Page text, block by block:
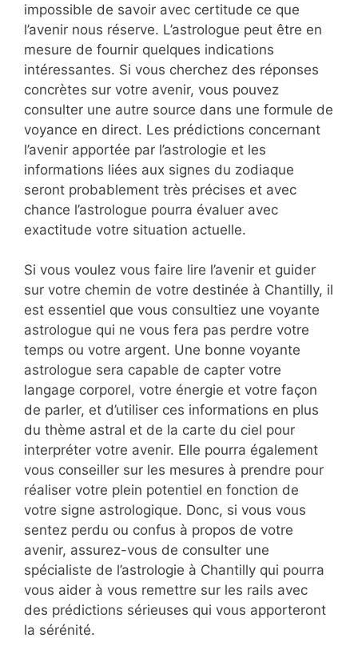
impossible de savoir avec certitude ce que
l’avenir nous réserve. L’astrologue peut être en
mesure de fournir quelques indications
intéressantes. Si vous cherchez des réponses
concrètes sur votre avenir, vous pouvez
consulter une autre source dans une formule de
voyance en direct. Les prédictions concernant
l’avenir apportée par l’astrologie et les
informations liées aux signes du zodiaque
seront probablement très précises et avec
chance l’astrologue pourra évaluer avec
exactitude votre situation actuelle.
Si vous voulez vous faire lire l’avenir et guider
sur votre chemin de votre destinée à Chantilly, il
est essentiel que vous consultiez une voyante
astrologue qui ne vous fera pas perdre votre
temps ou votre argent. Une bonne voyante
astrologue sera capable de capter votre
langage corporel, votre énergie et votre façon
de parler, et d’utiliser ces informations en plus
du thème astral et de la carte du ciel pour
interpréter votre avenir. Elle pourra également
vous conseiller sur les mesures à prendre pour
réaliser votre plein potentiel en fonction de
votre signe astrologique. Donc, si vous vous
sentez perdu ou confus à propos de votre
avenir, assurez-vous de consulter une
spécialiste de l’astrologie à Chantilly qui pourra
vous aider à vous remettre sur les rails avec
des prédictions sérieuses qui vous apporteront
la sérénité.